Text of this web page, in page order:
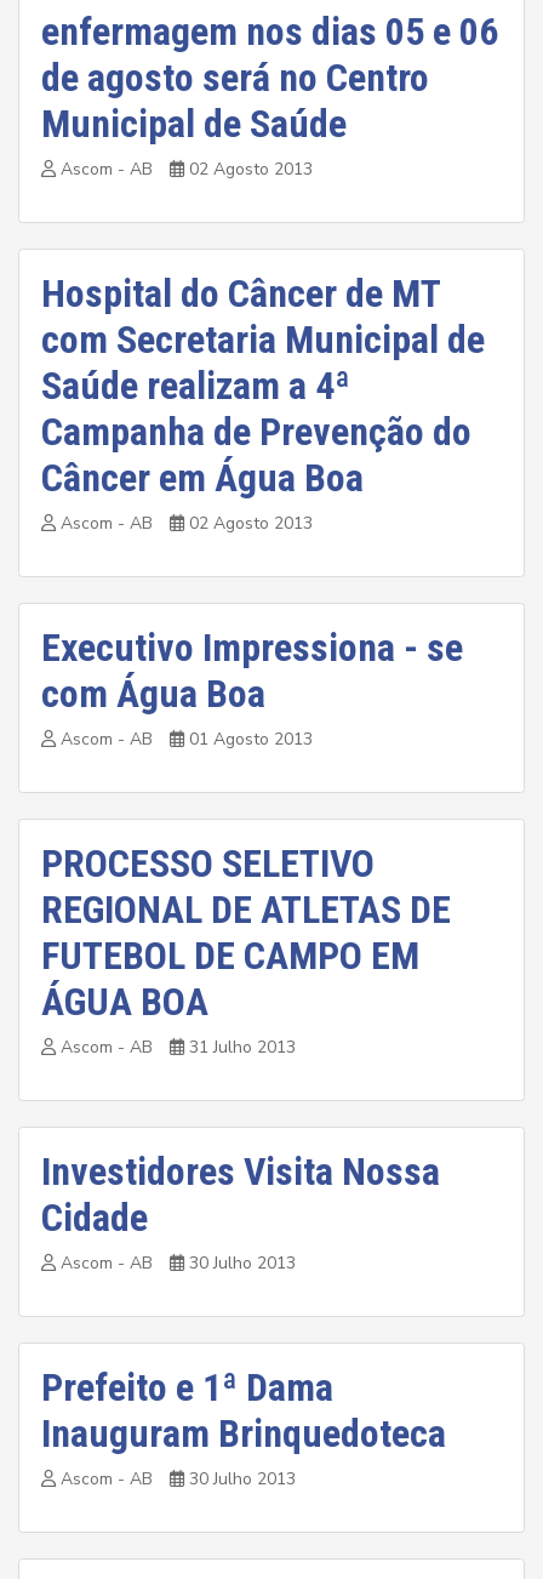
enfermagem nos dias 05 e 06
de agosto será no Centro
Municipal de Saúde
Ascom - AB 02 Agosto 2013
Hospital do Câncer de MT
com Secretaria Municipal de
Saúde realizam a 4ª
Campanha de Prevenção do
Câncer em Água Boa
Ascom - AB 02 Agosto 2013
Executivo Impressiona - se
com Água Boa
Ascom - AB 01 Agosto 2013
PROCESSO SELETIVO
REGIONAL DE ATLETAS DE
FUTEBOL DE CAMPO EM
ÁGUA BOA
Ascom - AB 31 Julho 2013
Investidores Visita Nossa
Cidade
Ascom - AB 30 Julho 2013
Prefeito e 1ª Dama
Inauguram Brinquedoteca
Ascom - AB 30 Julho 2013